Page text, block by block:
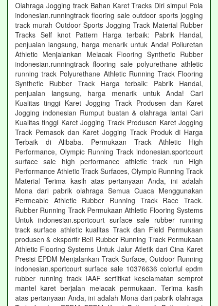
Olahraga Jogging track Bahan Karet Tracks Diri simpul Pola
indonesian.runningtrack flooring sale outdoor sports jogging
track murah Outdoor Sports Jogging Track Material Rubber
Tracks Self knot Pattern Harga terbaik: Pabrik Handal,
penjualan langsung, harga menarik untuk Anda! Poliuretan
Athletic Menjalankan Melacak Flooring Synthetic Rubber
indonesian.runningtrack flooring sale polyurethane athletic
running track Polyurethane Athletic Running Track Flooring
Synthetic Rubber Track Harga terbaik: Pabrik Handal,
penjualan langsung, harga menarik untuk Anda! Cari
Kualitas tinggi Karet Jogging Track Produsen dan Karet
Jogging indonesian Rumput buatan & olahraga lantai Cari
Kualitas tinggi Karet Jogging Track Produsen Karet Jogging
Track Pemasok dan Karet Jogging Track Produk di Harga
Terbaik di Alibaba. Permukaan Track Athletic High
Performance, Olympic Running Track indonesian.sportcourt
surface sale high performance athletic track run High
Performance Athletic Track Surfaces, Olympic Running Track
Material Terima kasih atas pertanyaan Anda, ini adalah
Mona dari pabrik olahraga Semua Cuaca Menggunakan
Permeable Athletic Rubber Running Track Race Track.
Rubber Running Track Permukaan Athletic Flooring Systems
Untuk indonesian.sportcourt surface sale rubber running
track surface athletic kualitas Track dan Field Permukaan
produsen & eksportir Beli Rubber Running Track Permukaan
Athletic Flooring Systems Untuk Jalur Atletik dari Cina Karet
Presisi EPDM Menjalankan Track Surface, Outdoor Running
indonesian.sportcourt surface sale 10376636 colorful epdm
rubber running track IAAF sertifikat keselamatan semprot
mantel karet berjalan melacak permukaan. Terima kasih
atas pertanyaan Anda, ini adalah Mona dari pabrik olahraga